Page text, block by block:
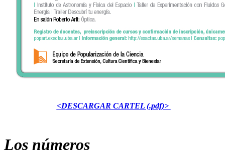
<DESCARGAR CARTEL (.pdf)>
Los números